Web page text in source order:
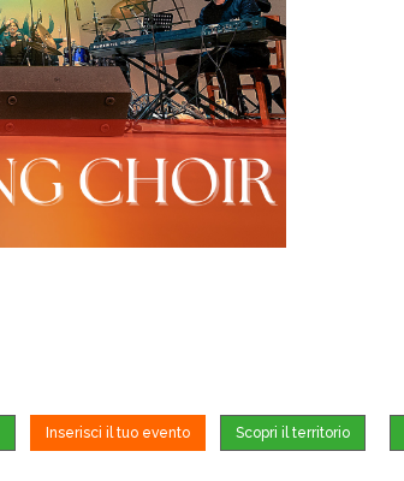
Inserisci il tuo evento Scopri il territorio